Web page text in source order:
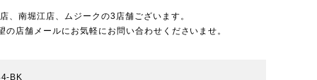
、南堀江店、ムジーク の3店舗ございます。
店舗メールにお気軽にお問い合わせくださいませ。
BK